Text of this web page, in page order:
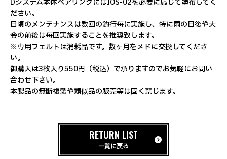
Dシステム本体ベアリングにはIOS-02を必要に応じて塗布してく
ださい。
日頃のメンテナンスは数回の釣行毎に実施し、特に雨の日後や大
会の前後は毎回実施することを推奨致します。
※専用フェルトは消耗品です。数ヶ月をメドに交換してくださ
い。
御購入は3枚入り550円（税込）で承りますのでお気軽にお問い
合わせ下さい。
本製品の無断複製や類似品の販売等は固く禁じます。
RETURN LIST
一覧に戻る